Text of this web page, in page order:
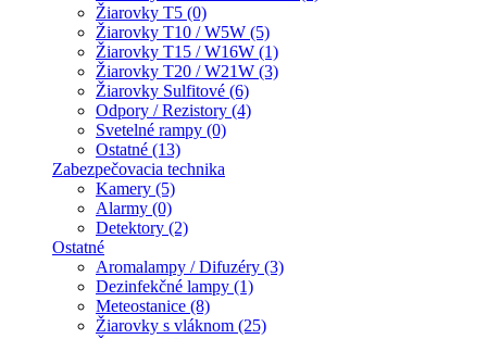
Žiarovky T5 (0)
Žiarovky T10 / W5W (5)
Žiarovky T15 / W16W (1)
Žiarovky T20 / W21W (3)
Žiarovky Sulfitové (6)
Odpory / Rezistory (4)
Svetelné rampy (0)
Ostatné (13)
Zabezpečovacia technika
Kamery (5)
Alarmy (0)
Detektory (2)
Ostatné
Aromalampy / Difuzéry (3)
Dezinfekčné lampy (1)
Meteostanice (8)
Žiarovky s vláknom (25)